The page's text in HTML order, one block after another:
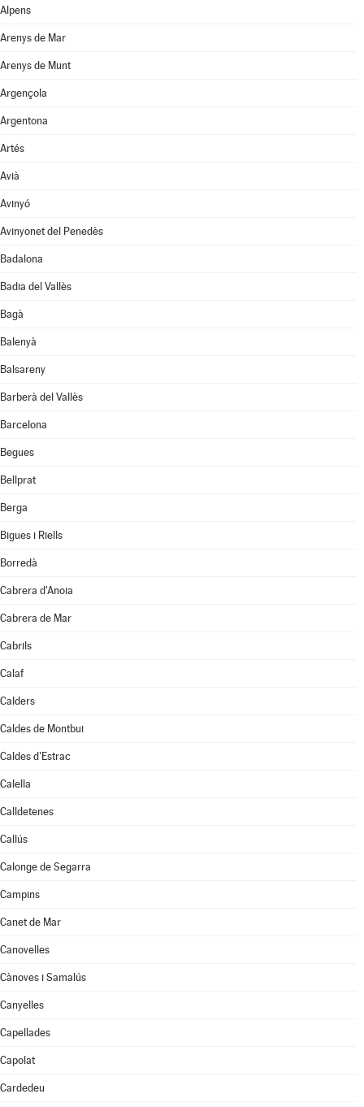
Alpens
Arenys de Mar
Arenys de Munt
Argençola
Argentona
Artés
Avià
Avinyó
Avinyonet del Penedès
Badalona
Badia del Vallès
Bagà
Balenyà
Balsareny
Barberà del Vallès
Barcelona
Begues
Bellprat
Berga
Bigues i Riells
Borredà
Cabrera d'Anoia
Cabrera de Mar
Cabrils
Calaf
Calders
Caldes de Montbui
Caldes d'Estrac
Calella
Calldetenes
Callús
Calonge de Segarra
Campins
Canet de Mar
Canovelles
Cànoves i Samalús
Canyelles
Capellades
Capolat
Cardedeu